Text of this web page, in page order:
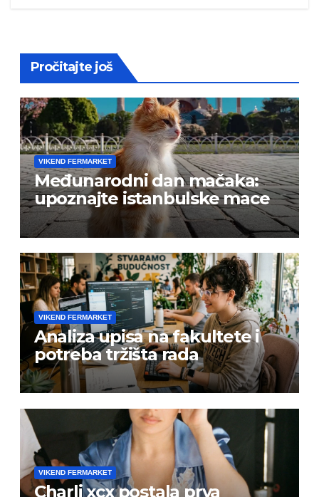
Pročitajte još
VIKEND FERMARKET
Međunarodni dan mačaka:
upoznajte istanbulske mace
VIKEND FERMARKET
Analiza upisa na fakultete i
potreba tržišta rada
VIKEND FERMARKET
Charli xcx postala prva